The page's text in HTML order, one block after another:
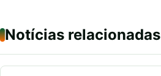
Notícias relacionadas